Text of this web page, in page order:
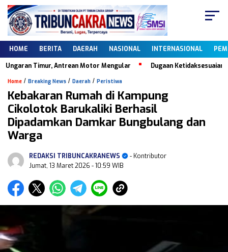
HOME BERITA DAERAH NASIONAL INTERNASIONAL
Timur, Antrean Motor Mengular Dugaan Ketidaksesuaian
Home / Breaking News / Daerah / Peristiwa
Kebakaran Rumah di Kampung
Cikolotok Barukaliki Berhasil
Dipadamkan Damkar Bungbulang dan
Warga
REDAKSI TRIBUNCAKRANEWS
- Kontributor
Jumat, 13 Maret 2026 - 10:59 WIB